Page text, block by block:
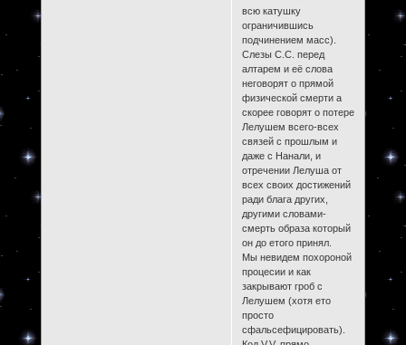
всю катушку
ограничившись
подчинением масс).
Слезы С.С. перед
алтарем и её слова
неговорят о прямой
физической смерти а
скорее говорят о потере
Лелушем всего-всех
связей с прошлым и
даже с Нанали, и
отречении Лелуша от
всех своих достижений
ради блага других,
другими словами-
смерть образа который
он до етого принял.
Мы невидем похороной
процесии и как
закрывают гроб с
Лелушем (хотя ето
просто
сфальсефицировать).